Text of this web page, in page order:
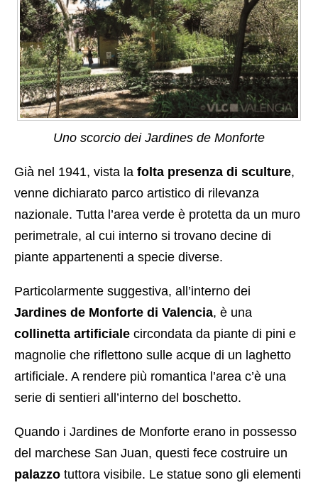
Uno scorcio dei Jardines de Monforte
Già nel 1941, vista la folta presenza di sculture,
venne dichiarato parco artistico di rilevanza
nazionale. Tutta l’area verde è protetta da un muro
perimetrale, al cui interno si trovano decine di
piante appartenenti a specie diverse.
Particolarmente suggestiva, all’interno dei
Jardines de Monforte di Valencia, è una
collinetta artificiale circondata da piante di pini e
magnolie che riflettono sulle acque di un laghetto
artificiale. A rendere più romantica l’area c’è una
serie di sentieri all’interno del boschetto.
Quando i Jardines de Monforte erano in possesso
del marchese San Juan, questi fece costruire un
palazzo tuttora visibile. Le statue sono gli elementi